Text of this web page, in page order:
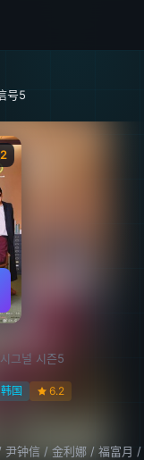
号5
그널 시즌5
韩国 6.2
尹钟信 / 金利娜 / 福富月 /